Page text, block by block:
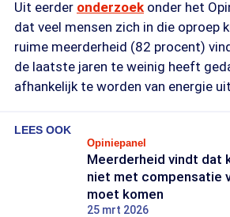
Uit eerder onderzoek onder het
dat veel mensen zich in die oproep
ruime meerderheid (82 procent)
de laatste jaren te weinig heeft
afhankelijk te worden van energie
LEES OOK
Opiniepanel
Meerderheid vindt dat
niet met compensatie
moet komen
25 mrt 2026